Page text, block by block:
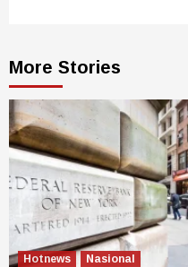
More Stories
Hotnews
Nasional